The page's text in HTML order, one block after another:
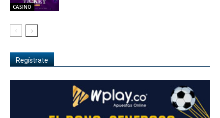
CASINO
Regístrate